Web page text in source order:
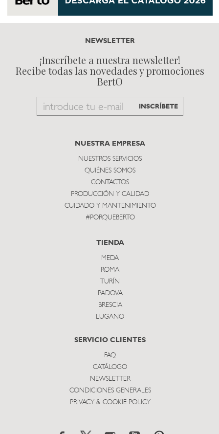
NEWSLETTER
¡Inscríbete a nuestra newsletter!
Recibe todas las novedades y promociones
BertO
Email
subscribe
INSCRÍBETE
NUESTRA EMPRESA
NUESTROS SERVICIOS
QUIÉNES SOMOS
CONTACTOS
PRODUCCIÓN Y CALIDAD
CUIDADO Y MANTENIMIENTO
#PORQUEBERTO
TIENDA
MEDA
ROMA
TURÍN
PADOVA
BRESCIA
LUGANO
SERVICIO CLIENTES
FAQ
CATÁLOGO
NEWSLETTER
CONDICIONES GENERALES
PRIVACY & COOKIE POLICY